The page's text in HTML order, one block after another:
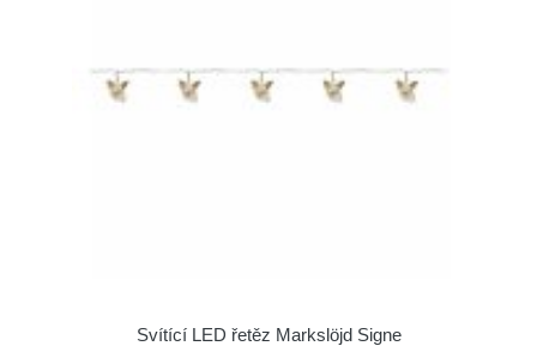
Svítící LED řetěz Markslöjd Signe